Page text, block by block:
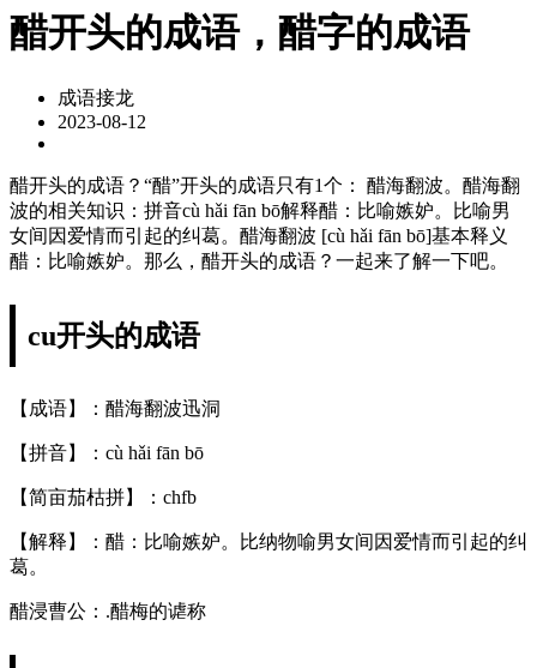
醋开头的成语，醋字的成语
成语接龙
2023-08-12
醋开头的成语？“醋”开头的成语只有1个： 醋海翻波。醋海翻
波的相关知识：拼音cù hǎi fān bō解释醋：比喻嫉妒。比喻男
女间因爱情而引起的纠葛。醋海翻波 [cù hǎi fān bō]基本释义
醋：比喻嫉妒。那么，醋开头的成语？一起来了解一下吧。
cu开头的成语
【成语】：醋海翻波迅洞
【拼音】：cù hǎi fān bō
【简亩茄枯拼】：chfb
【解释】：醋：比喻嫉妒。比纳物喻男女间因爱情而引起的纠
葛。
醋浸曹公：.醋梅的谑称